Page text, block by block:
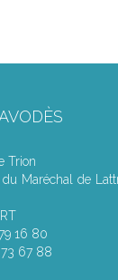
Trion
Maréchal de
16 80
73 67 88